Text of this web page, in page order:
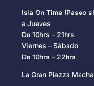
Isla On Time (Paseo
a Jueves
De 10hrs – 21hrs
Viernes – Sábado
De 10hrs – 22hrs
La Gran Piazza